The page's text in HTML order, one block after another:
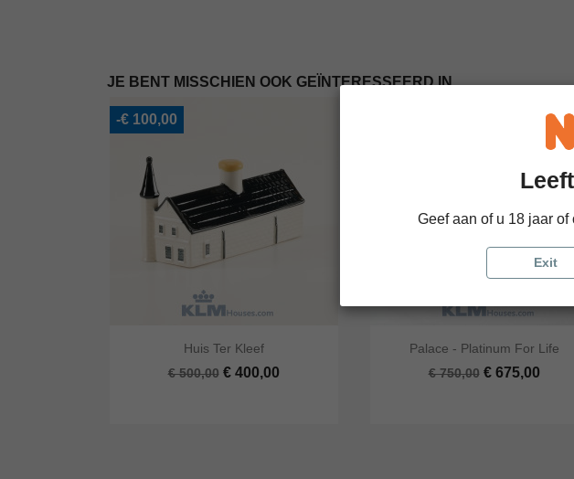
JE BENT MISSCHIEN OOK GEÏNTERESSEERD IN
Snel bekijken In winkelwagen
Huis Ter Kleef
€ 500,00 € 400,00
-€ 100,00

Snel bekijken

In
Palace - Platinum For Life
€ 750,00 € 675,00
Geef aan of u 18 jaar
Exit